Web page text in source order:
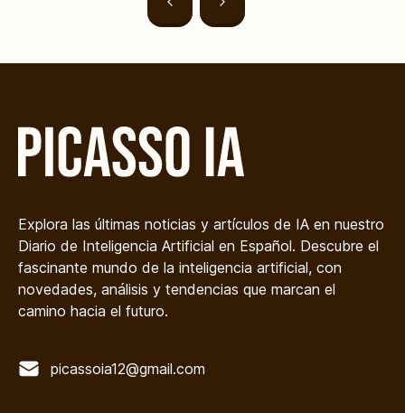
Explora las últimas noticias y artículos de IA en nuestro
Diario de Inteligencia Artificial en Español. Descubre el
fascinante mundo de la inteligencia artificial, con
novedades, análisis y tendencias que marcan el
camino hacia el futuro.
picassoia12@gmail.com